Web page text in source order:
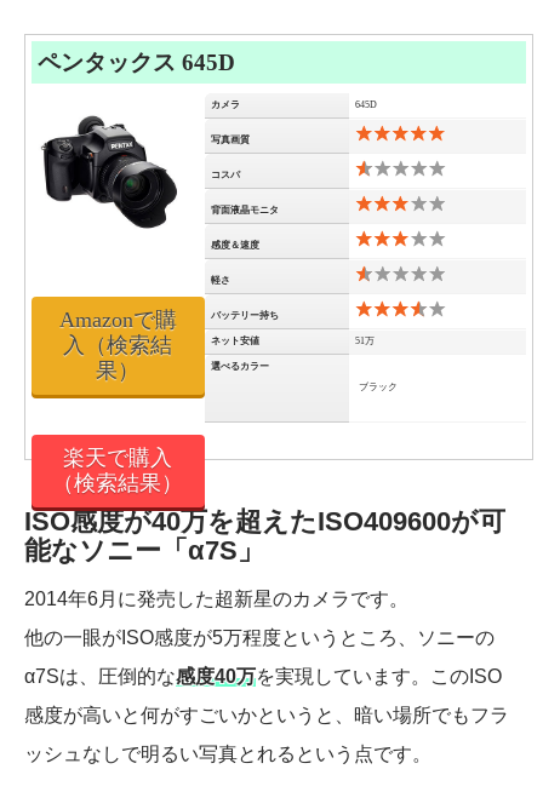
ペンタックス 645D
カメラ 645D
写真画質
コスパ
背面液晶モニタ
感度＆速度
軽さ
バッテリー持ち
ネット安値 51万
選べるカラー
ブラック
Amazonで購
入（検索結
果）
楽天で購入
（検索結果）
ISO感度が40万を超えたISO409600が可
能なソニー「α7S」
2014年6月に発売した超新星のカメラです。
他の一眼がISO感度が5万程度というところ、ソニーの
α7Sは、圧倒的な感度40万を実現しています。このISO
感度が高いと何がすごいかというと、暗い場所でもフラ
ッシュなしで明るい写真とれるという点です。